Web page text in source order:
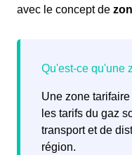
avec le concept de
Une zone
les tarifs du gaz
transport et de
région.